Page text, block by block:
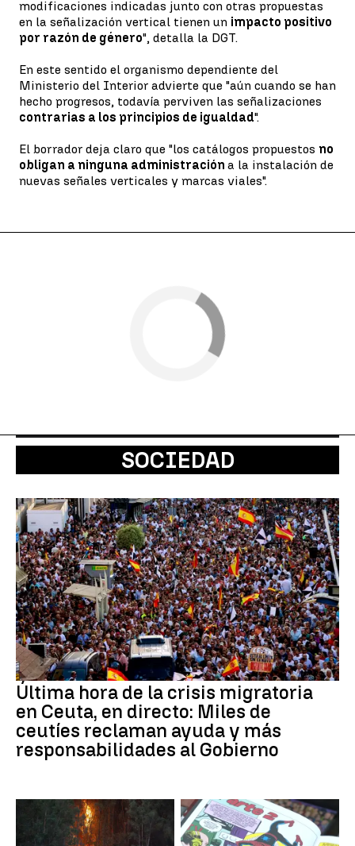
modificaciones indicadas junto con otras propuestas
en la señalización vertical tienen un impacto positivo
por razón de género", detalla la DGT.
En este sentido el organismo dependiente del
Ministerio del Interior advierte que "aún cuando se han
hecho progresos, todavía perviven las señalizaciones
contrarias a los principios de igualdad".
El borrador deja claro que "los catálogos propuestos no
obligan a ninguna administración a la instalación de
nuevas señales verticales y marcas viales".
SOCIEDAD
Última hora de la crisis migratoria
en Ceuta, en directo: Miles de
ceutíes reclaman ayuda y más
responsabilidades al Gobierno